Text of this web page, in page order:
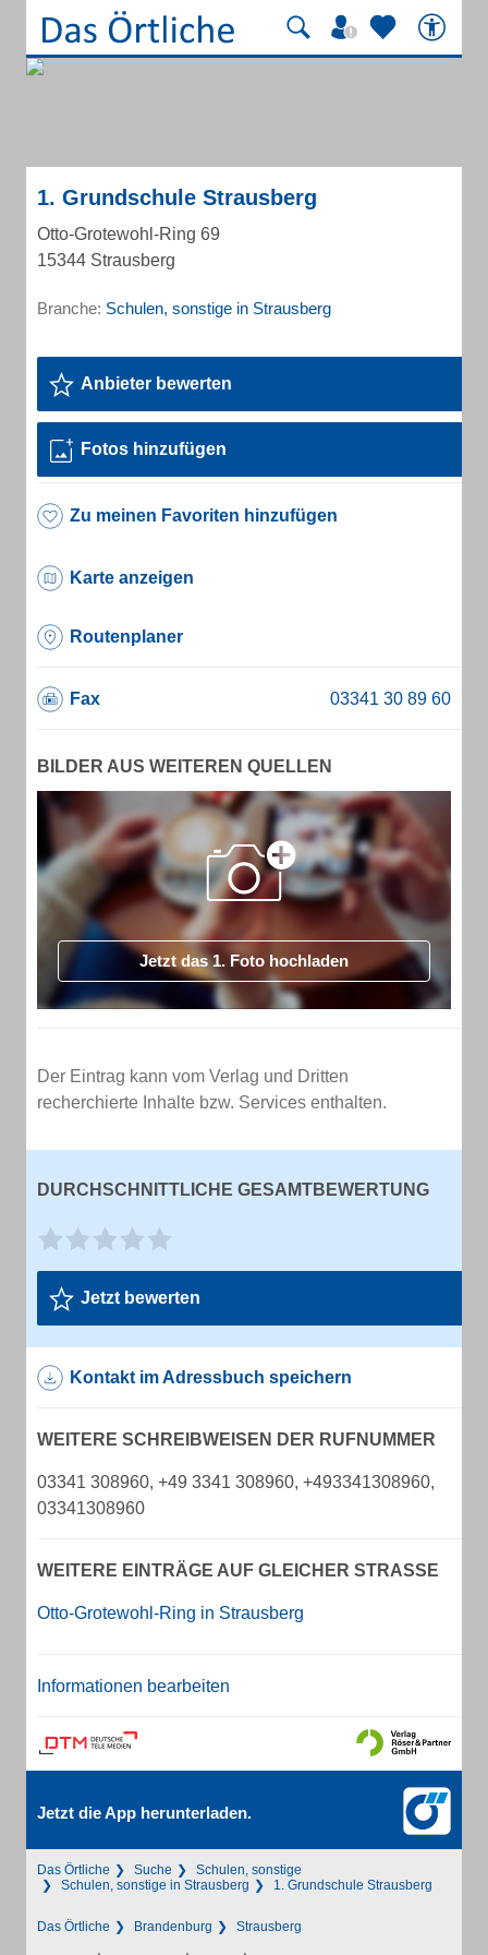
1. Grundschule Strausberg
Otto-Grotewohl-Ring 69
15344 Strausberg
Branche: Schulen, sonstige in Strausberg
Anbieter bewerten
Fotos hinzufügen
Zu meinen Favoriten hinzufügen
Karte anzeigen
Routenplaner
Fax
BILDER AUS WEITEREN QUELLEN
Jetzt das 1. Foto hochladen
Der Eintrag kann vom Verlag und Dritten
recherchierte Inhalte bzw. Services enthalten.
DURCHSCHNITTLICHE GESAMTBEWERTUNG
Jetzt bewerten
Kontakt im Adressbuch speichern
WEITERE SCHREIBWEISEN DER RUFNUMMER
03341 308960, +49 3341 308960, +493341308960,
03341308960
WEITERE EINTRÄGE AUF GLEICHER STRASSE
Otto-Grotewohl-Ring in Strausberg
Informationen bearbeiten
Jetzt die App herunterladen.
Das Örtliche Suche
Schulen, sonstige
Schulen, sonstige in Strausberg
1. Grundschule Strausberg
Das Örtliche Brandenburg Strausberg